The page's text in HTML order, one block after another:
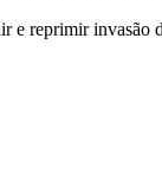
e reprimir invasão